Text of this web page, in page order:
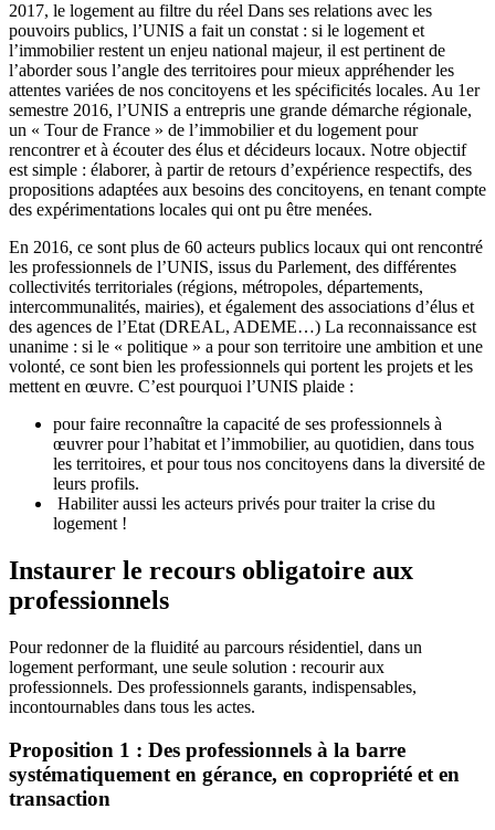
2017, le logement au filtre du réel Dans ses relations avec les
pouvoirs publics, l’UNIS a fait un constat : si le logement et
l’immobilier restent un enjeu national majeur, il est pertinent de
l’aborder sous l’angle des territoires pour mieux appréhender les
attentes variées de nos concitoyens et les spécificités locales. Au 1er
semestre 2016, l’UNIS a entrepris une grande démarche régionale,
un « Tour de France » de l’immobilier et du logement pour
rencontrer et à écouter des élus et décideurs locaux. Notre objectif
est simple : élaborer, à partir de retours d’expérience respectifs, des
propositions adaptées aux besoins des concitoyens, en tenant compte
des expérimentations locales qui ont pu être menées.
En 2016, ce sont plus de 60 acteurs publics locaux qui ont rencontré
les professionnels de l’UNIS, issus du Parlement, des différentes
collectivités territoriales (régions, métropoles, départements,
intercommunalités, mairies), et également des associations d’élus et
des agences de l’Etat (DREAL, ADEME…) La reconnaissance est
unanime : si le « politique » a pour son territoire une ambition et une
volonté, ce sont bien les professionnels qui portent les projets et les
mettent en œuvre. C’est pourquoi l’UNIS plaide :
pour faire reconnaître la capacité de ses professionnels à
œuvrer pour l’habitat et l’immobilier, au quotidien, dans tous
les territoires, et pour tous nos concitoyens dans la diversité de
leurs profils.
Habiliter aussi les acteurs privés pour traiter la crise du
logement !
Instaurer le recours obligatoire aux
professionnels
Pour redonner de la fluidité au parcours résidentiel, dans un
logement performant, une seule solution : recourir aux
professionnels. Des professionnels garants, indispensables,
incontournables dans tous les actes.
Proposition 1 : Des professionnels à la barre
systématiquement en gérance, en copropriété et en
transaction